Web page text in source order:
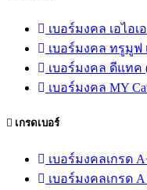
เบอร์มงคล เอไอเ
เบอร์มงคล ทรูมูฟ
เบอร์มงคล ดีแทค
เบอร์มงคล MY
เกรดเบอร์
เบอร์มงคลเกรด
เบอร์มงคลเกรด